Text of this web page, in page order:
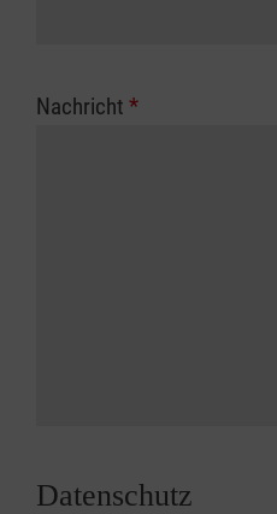
Nachricht *
Datenschutz